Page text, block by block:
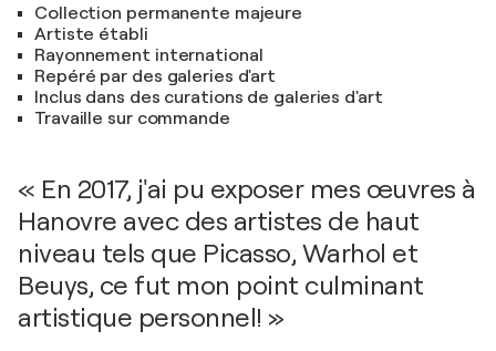
Collection permanente majeure
Artiste établi
Rayonnement international
Repéré par des galeries d'art
Inclus dans des curations de galeries d'art
Travaille sur commande
« En 2017, j'ai pu exposer mes œuvres à
Hanovre avec des artistes de haut
niveau tels que Picasso, Warhol et
Beuys, ce fut mon point culminant
artistique personnel! »